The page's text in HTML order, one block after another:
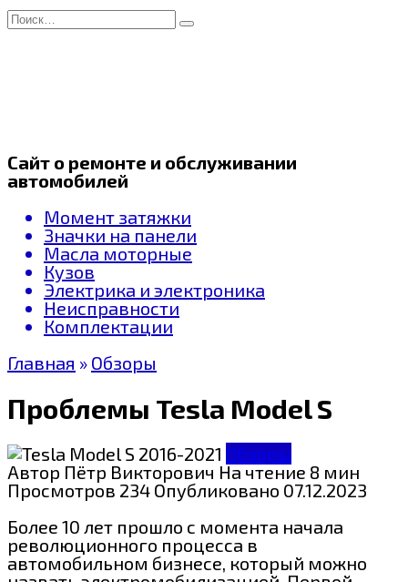
Перейти
к
Search
for:
Сайт о ремонте и обслуживании
автомобилей
Момент затяжки
Значки на панели
Масла моторные
Кузов
Электрика и электроника
Неисправности
Комплектации
Главная » Обзоры
Проблемы Tesla Model S
Обзоры
Автор Пётр Викторович На чтение 8 мин
Просмотров 234 Опубликовано 07.12.2023
Более 10 лет прошло с момента начала
революционного процесса в
автомобильном бизнесе, который можно